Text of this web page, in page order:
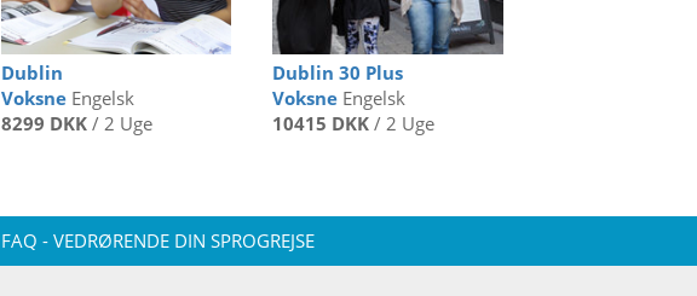
Dublin
VoksneEngelsk
8299 DKK/ 2 Uge
Dublin 30 Plus
Voksne Engelsk
10415 DKK / 2 Uge
FAQ - VEDRØRENDE DIN SPROGREJSE